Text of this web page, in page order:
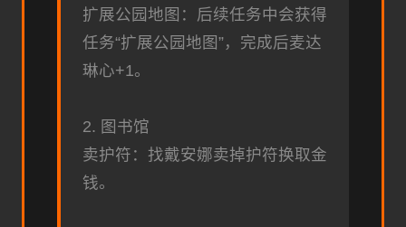
扩展公园地图：后续任务中会获得
任务“扩展公园地图”，完成后麦达
琳心+1。
2. 图书馆
卖护符：找戴安娜卖掉护符换取金
钱。